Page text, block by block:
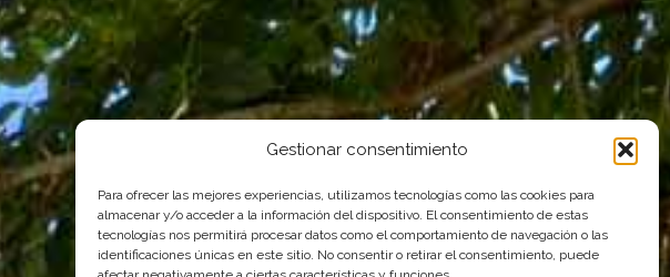
Gestionar consentimiento
Para ofrecer las mejores experiencias, utilizamos tecnologías como las cookies para
almacenar y/o acceder a la información del dispositivo. El consentimiento de estas
tecnologías nos permitirá procesar datos como el comportamiento de navegación o las
identificaciones únicas en este sitio. No consentir o retirar el consentimiento, puede